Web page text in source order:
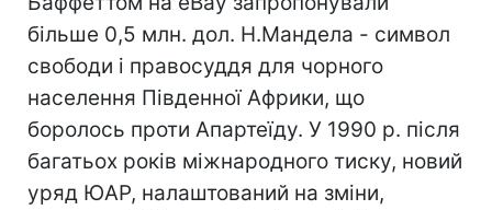
більше 0,5 млн. дол. Н.Мандела - символ
свободи і правосуддя для чорного
населення Південної Африки, що
боролось проти Апартеїду. У 1990 р. після
багатьох років міжнародного тиску, новий
уряд ЮАР, налаштований на зміни,